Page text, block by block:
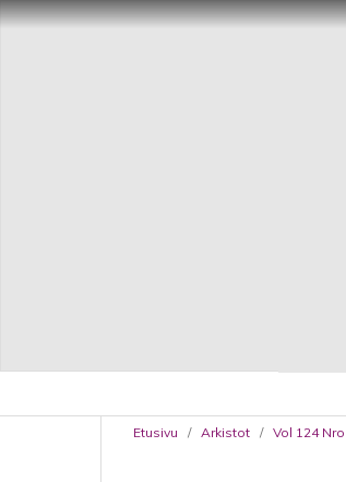
Etusivu / Arkistot / Vol 124